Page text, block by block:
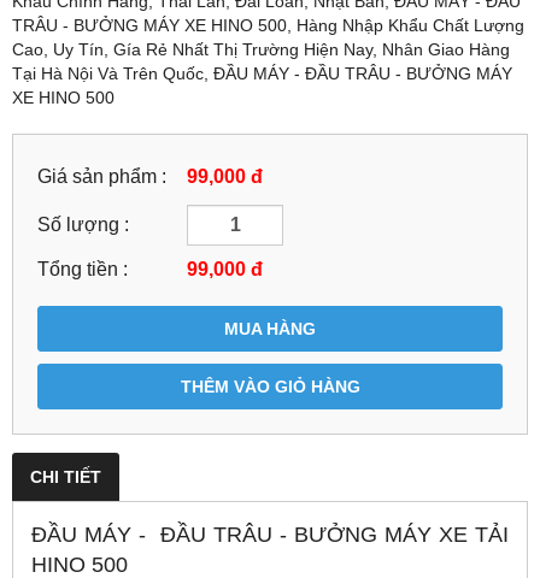
TRÂU - BƯỞNG MÁY XE HINO 500, Hàng Nhập Khẩu Chất Lượng
Cao, Uy Tín, Gía Rẻ Nhất Thị Trường Hiện Nay, Nhân Giao Hàng
Tại Hà Nội Và Trên Quốc, ĐẦU MÁY - ĐẦU TRÂU - BƯỞNG MÁY
XE HINO 500
Giá sản phẩm : 99,000 đ
Số lượng :
Tổng tiền : 99,000 đ
MUA HÀNG
THÊM VÀO GIỎ HÀNG
CHI TIẾT
ĐẦU MÁY - ĐẦU TRÂU - BƯỞNG MÁY XE TẢI
HINO 500